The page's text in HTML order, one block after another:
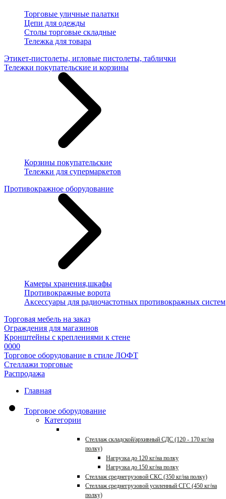
Торговые уличные палатки
Цепи для одежды
Столы торговые складные
Тележка для товара
Этикет-пистолеты, игловые пистолеты, таблички
Тележки покупательские и корзины
Корзины покупательские
Тележки для супермаркетов
Противокражное оборудование
Камеры хранения,шкафы
Противокражные ворота
Аксессуары для радиочастотных противокражных систем
Торговая мебель на заказ
Ограждения для магазинов
Кронштейны с креплениями к стене
0000
Торговое оборудование в стиле ЛОФТ
Стеллажи торговые
Распродажа
Главная
Торговое оборудование
Категории
Стеллаж складской/архивный СДС (120 - 170 кг/на
полку)
Нагрузка до 120 кг/на полку
Нагрузка до 150 кг/на полку
Стеллаж среднегрузовой СКС (350 кг/на полку)
Стеллаж среднегрузовой усиленный СГС (450 кг/на
полку)